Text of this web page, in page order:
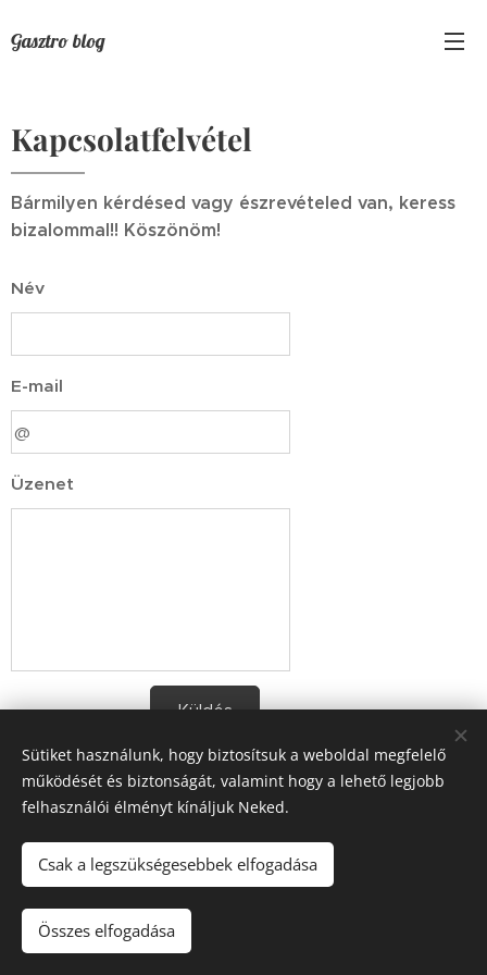
Gasztro blog
Kapcsolatfelvétel
Bármilyen kérdésed vagy észrevételed van, keress
bizalommal!! Köszönöm!
Név
E-mail
Üzenet
Küldés
A blogban megjelenő tartalomra (receptek, írások, fotók, stb.)
a szerzői jogról szóló 2016. évi XCIII. törvény
vonatkozik.Kérem, hogy felhasználásához kérjen engedélyt!
Sütiket használunk, hogy biztosítsuk a weboldal megfelelő
működését és biztonságát, valamint hogy a lehető legjobb
felhasználói élményt kínáljuk Neked.
Csak a legszükségesebbek elfogadása
Összes elfogadása